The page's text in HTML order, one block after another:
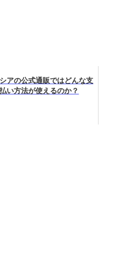
アの公式通販ではどんな支
払い方法が使えるのか？